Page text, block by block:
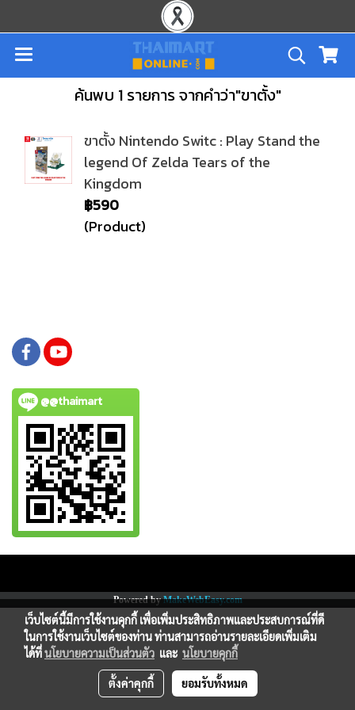
ค้นพบ 1 รายการ จากคำว่า"ขาตั้ง"
ขาตั้ง Nintendo Switc : Play Stand the
legend Of Zelda Tears of the
Kingdom
฿590
(Product)
@@thaimart
Powered byMakeWebEasy.com
เว็บไซต์นี้มีการใช้งานคุกกี้ เพื่อเพิ่มประสิทธิภาพและประสบการณ์ที่ดี
ในการใช้งานเว็บไซต์ของท่าน ท่านสามารถอ่านรายละเอียดเพิ่มเติม
ได้ที่นโยบายความเป็นส่วนตัว และ นโยบายคุกกี้
ตั้งค่าคุกกี้ ยอมรับทั้งหมด